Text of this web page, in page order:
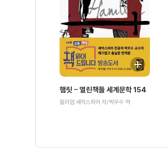
햄릿 - 열린책들 세계문학 154
윌리엄 셰익스피어 저/박우수 역